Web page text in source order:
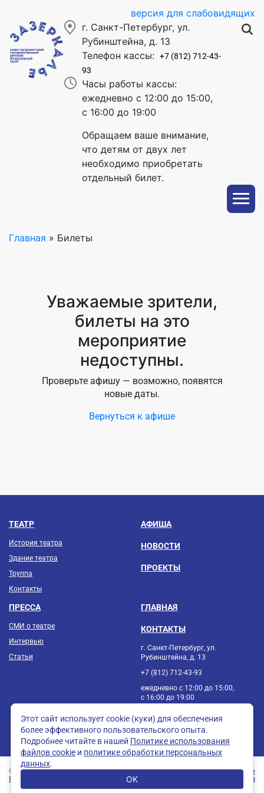
версия для слабовидящих
г. Санкт-Петербург, ул.
Рубинштейна, д. 13
Телефон кассы: +7 (812) 712-43-
93
Часы работы кассы:
ежедневно с 12:00 до 15:00,
с 16:00 до 19:00
Обращаем ваше внимание,
что детям от двух лет
необходимо приобретать
отдельный билет.
Главная » Билеты
Уважаемые зрители,
билеты на это
мероприятие
недоступны.
Проверьте афишу — возможно, появятся
новые даты.
Вернуться к афише
ТЕАТР
История театра
Здание театра
Труппа
Контакты
АФИША
НОВОСТИ
ПРОЕКТЫ
ПРЕССА
СМИ о театре
Интервью
Статьи
ГЛАВНАЯ
КОНТАКТЫ
г. Санкт-Петербург, ул.
Рубинштейна, д. 13
+7 (812) 712-43-93
ежедневно с 12:00 до 15:00,
с 16:00 до 19:00
© Театр «Зазеркалье»
Юридическая информация
Создание
сайтов
Этот сайт использует cookie (куки) для обеспечения
более эффективного пользовательского опыта.
Подробнее читайте в нашей Политике использования
файлов cookieи политике обработки персональных
данных.
OK